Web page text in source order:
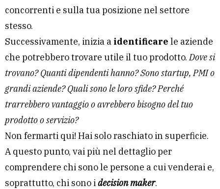
concorrenti e sulla tua posizione nel settore
stesso.
Successivamente, inizia a identificare le aziende
che potrebbero trovare utile il tuo prodotto.Dove si
trovano? Quanti dipendenti hanno? Sono startup, PMI o
grandi aziende? Quali sono le loro sfide? Perché
trarrebbero vantaggio o avrebbero bisogno del tuo
prodotto o servizio?
Non fermarti qui! Hai solo raschiato in superficie.
A questo punto, vai più nel dettaglio per
comprendere chi sono le persone a cui venderai e,
soprattutto, chi sono idecision maker.